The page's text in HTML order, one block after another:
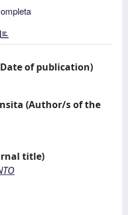
of publication)
(Author/s of the
title)